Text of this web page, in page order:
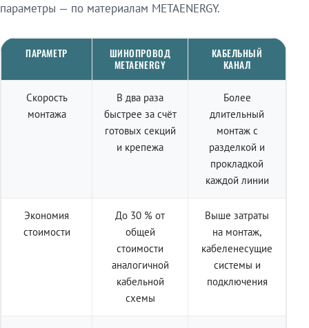
параметры — по материалам METAENERGY.
ПАРАМЕТР
ШИНОПРОВОД
METAENERGY
КАБЕЛЬНЫЙ
КАНАЛ
Скорость
монтажа
В два раза
быстрее за счёт
готовых секций
и крепежа
Более
длительный
монтаж с
разделкой и
прокладкой
каждой линии
Экономия
стоимости
До 30 % от
общей
стоимости
аналогичной
кабельной
схемы
Выше затраты
на монтаж,
кабеленесущие
системы и
подключения